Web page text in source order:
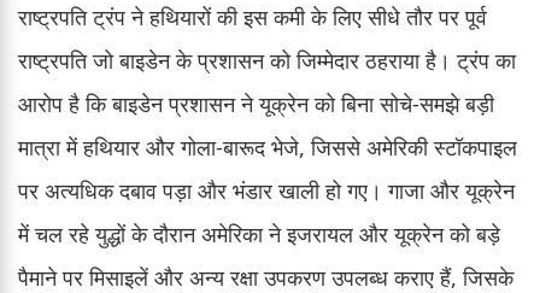
राष्ट्रपति ट्रंप ने हथियारों की इस कमी के लिए सीधे तौर पर पूर्व
राष्ट्रपति जो बाइडेन के प्रशासन को जिम्मेदार ठहराया है। ट्रंप का
आरोप है कि बाइडेन प्रशासन ने यूक्रेन को बिना सोचे-समझे बड़ी
मात्रा में हथियार और गोला-बारूद भेजे, जिससे अमेरिकी स्टॉकपाइल
पर अत्यधिक दबाव पड़ा और भंडार खाली हो गए। गाजा और यूक्रेन
में चल रहे युद्धों के दौरान अमेरिका ने इजरायल और यूक्रेन को बड़े
पैमाने पर मिसाइलें और अन्य रक्षा उपकरण उपलब्ध कराए हैं, जिसके